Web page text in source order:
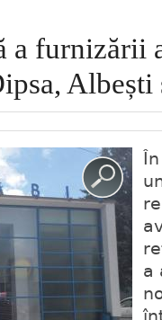
a furnizării
Albești
a